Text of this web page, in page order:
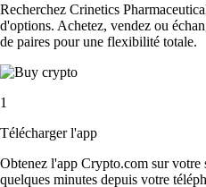
Recherchez Crinetics
d'options. Achetez, vendez ou
de paires pour une flexibilité totale.
1
Télécharger l'app
Obtenez l'app Crypto.com sur votre
quelques minutes depuis votre